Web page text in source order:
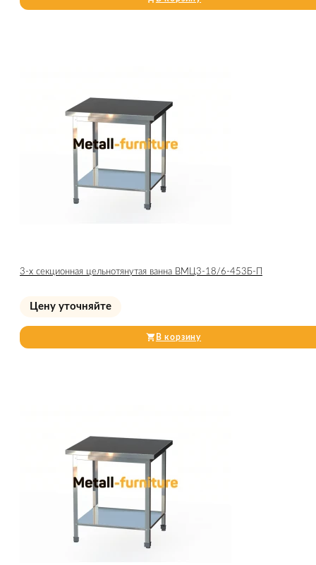
3-х секционная цельнотянутая ванна ВМЦ3-18/6-453Б-П
Цену уточняйте
В корзину